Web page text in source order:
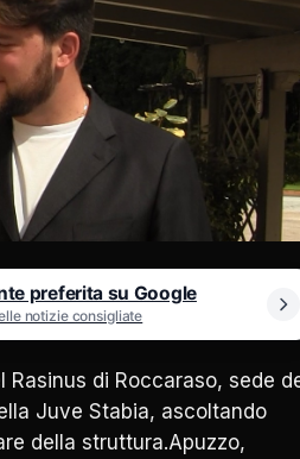
preferita su Google
notizie consigliate
Rasinus di Roccaraso, sede
Juve Stabia, ascoltando
della struttura.Apuzzo,